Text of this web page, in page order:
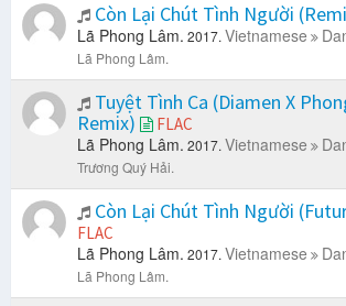
Còn Lại Chút Tình Người
Lã Phong Lâm. 2017. Vietnamese
Lã Phong Lâm.
Tuyệt Tình Ca (Diamen X
Remix)
FLAC
Lã Phong Lâm. 2017. Vietnamese
Trương Quý Hải.
Còn Lại Chút Tình Người
FLAC
Lã Phong Lâm. 2017. Vietnamese
Lã Phong Lâm.